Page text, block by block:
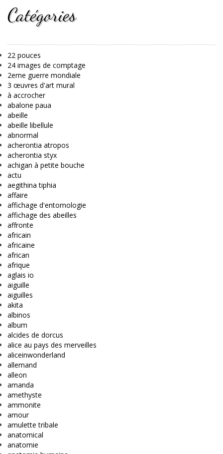
Catégories
22 pouces
24 images de comptage
2eme guerre mondiale
3 œuvres d'art mural
à accrocher
abalone paua
abeille
abeille libellule
abnormal
acherontia atropos
acherontia styx
achigan à petite bouche
actu
aegithina tiphia
affaire
affichage d'entomologie
affichage des abeilles
affronte
africain
africaine
african
afrique
aglais io
aiguille
aiguilles
akita
albinos
album
alcides de dorcus
alice au pays des merveilles
aliceinwonderland
allemand
alleon
amanda
amethyste
ammonite
amour
amulette tribale
anatomical
anatomie